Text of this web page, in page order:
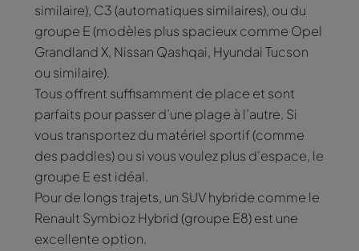
similaire), C3 (automatiques similaires), ou du
groupe E (modèles plus spacieux comme Opel
Grandland X, Nissan Qashqai, Hyundai Tucson
ou similaire).
Tous offrent suffisamment de place et sont
parfaits pour passer d’une plage à l’autre. Si
vous transportez du matériel sportif (comme
des paddles) ou si vous voulez plus d’espace, le
groupe E est idéal.
Pour de longs trajets, un SUV hybride comme le
Renault Symbioz Hybrid (groupe E8) est une
excellente option.